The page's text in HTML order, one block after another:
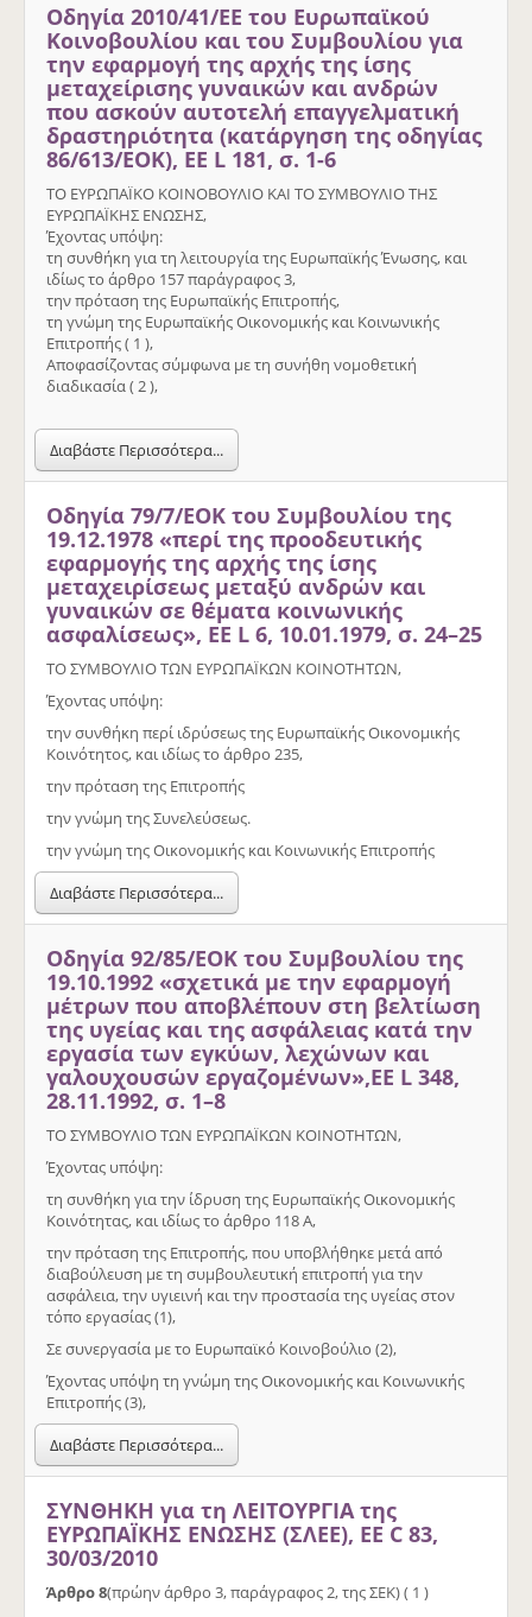
Οδηγία 2010/41/ΕΕ του Ευρωπαϊκού
Κοινοβουλίου και του Συμβουλίου για
την εφαρμογή της αρχής της ίσης
μεταχείρισης γυναικών και ανδρών
που ασκούν αυτοτελή επαγγελματική
δραστηριότητα (κατάργηση της οδηγίας
86/613/ΕΟΚ), ΕΕ L 181, σ. 1-6
ΤΟ ΕΥΡΩΠΑΪΚΟ ΚΟΙΝΟΒΟΥΛΙΟ ΚΑΙ ΤΟ ΣΥΜΒΟΥΛΙΟ ΤΗΣ
ΕΥΡΩΠΑΪΚΗΣ ΕΝΩΣΗΣ,
Έχοντας υπόψη:
τη συνθήκη για τη λειτουργία της Ευρωπαϊκής Ένωσης, και
ιδίως το άρθρο 157 παράγραφος 3,
την πρόταση της Ευρωπαϊκής Επιτροπής,
τη γνώμη της Ευρωπαϊκής Οικονομικής και Κοινωνικής
Επιτροπής ( 1 ),
Αποφασίζοντας σύμφωνα με τη συνήθη νομοθετική
διαδικασία ( 2 ),
Διαβάστε Περισσότερα...
Οδηγία 79/7/ΕΟΚ του Συμβουλίου της
19.12.1978 «περί της προοδευτικής
εφαρμογής της αρχής της ίσης
μεταχειρίσεως μεταξύ ανδρών και
γυναικών σε θέματα κοινωνικής
ασφαλίσεως», ΕΕ L 6, 10.01.1979, σ. 24–25
ΤΟ ΣΥΜΒΟΥΛΙΟ ΤΩΝ ΕΥΡΩΠΑΪΚΩΝ ΚΟΙΝΟΤΗΤΩΝ,
Έχοντας υπόψη:
την συνθήκη περί ιδρύσεως της Ευρωπαϊκής Οικονομικής
Κοινότητος, και ιδίως το άρθρο 235,
την πρόταση της Επιτροπής
την γνώμη της Συνελεύσεως.
την γνώμη της Οικονομικής και Κοινωνικής Επιτροπής
Διαβάστε Περισσότερα...
Οδηγία 92/85/ΕΟΚ του Συμβουλίου της
19.10.1992 «σχετικά με την εφαρμογή
μέτρων που αποβλέπουν στη βελτίωση
της υγείας και της ασφάλειας κατά την
εργασία των εγκύων, λεχώνων και
γαλουχουσών εργαζομένων»,ΕΕ L 348,
28.11.1992, σ. 1–8
ΤΟ ΣΥΜΒΟΥΛΙΟ ΤΩΝ ΕΥΡΩΠΑΪΚΩΝ ΚΟΙΝΟΤΗΤΩΝ,
Έχοντας υπόψη:
τη συνθήκη για την ίδρυση της Ευρωπαϊκής Οικονοµικής
Κοινότητας, και ιδίως το άρθρο 118 Α,
την πρόταση της Επιτροπής, που υποβλήθηκε µετά από
διαβούλευση µε τη συµβουλευτική επιτροπή για την
ασφάλεια, την υγιεινή και την προστασία της υγείας στον
τόπο εργασίας (1),
Σε συνεργασία µε το Ευρωπαϊκό Κοινοβούλιο (2),
Έχοντας υπόψη τη γνώµη της Οικονοµικής και Κοινωνικής
Επιτροπής (3),
Διαβάστε Περισσότερα...
ΣΥΝΘΗΚΗ για τη ΛΕΙΤΟΥΡΓΙΑ της
ΕΥΡΩΠΑΪΚΗΣ ΕΝΩΣΗΣ (ΣΛΕΕ), ΕΕ C 83,
30/03/2010
Άρθρο 8(πρώην άρθρο 3, παράγραφος 2, της ΣΕΚ) ( 1 )